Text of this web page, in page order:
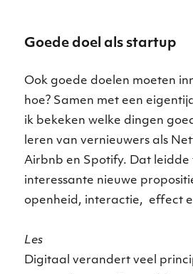
Goede doel als startup
Ook goede doelen moeten
hoe? Samen met een
ik bekeken welke dingen
leren van vernieuwers als
Airbnb en Spotify. Dat leidde
interessante nieuwe
openheid, interactie, effect en
Les
Digitaal verandert veel